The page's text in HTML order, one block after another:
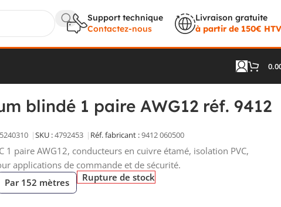
Support technique
Contactez-nous
Livraison gratuite
à partir de 150€
blindé 1 paire AWG12 réf. 9412
SKU :4792453 Réf. fabricant :9412 060500
1 paire AWG12, conducteurs en cuivre étamé, isolation PVC,
applications de commande et de sécurité.
Par 152 mètres
Rupture de stock